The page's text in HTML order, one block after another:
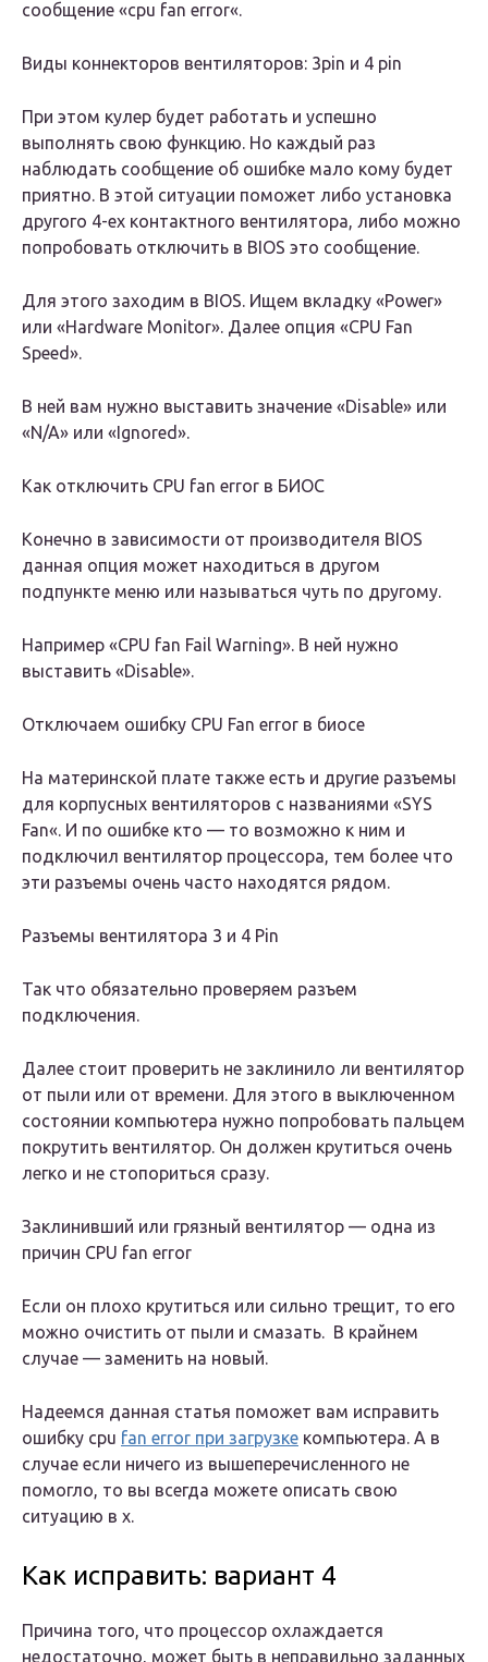
сообщение «cpu fan error«.
Виды коннекторов вентиляторов: 3pin и 4 pin
При этом кулер будет работать и успешно
выполнять свою функцию. Но каждый раз
наблюдать сообщение об ошибке мало кому будет
приятно. В этой ситуации поможет либо установка
другого 4-ех контактного вентилятора, либо можно
попробовать отключить в BIOS это сообщение.
Для этого заходим в BIOS. Ищем вкладку «Power»
или «Hardware Monitor». Далее опция «CPU Fan
Speed».
В ней вам нужно выставить значение «Disable» или
«N/A» или «Ignored».
Как отключить CPU fan error в БИОС
Конечно в зависимости от производителя BIOS
данная опция может находиться в другом
подпункте меню или называться чуть по другому.
Например «CPU fan Fail Warning». В ней нужно
выставить «Disable».
Отключаем ошибку CPU Fan error в биосе
На материнской плате также есть и другие разъемы
для корпусных вентиляторов с названиями «SYS
Fan«. И по ошибке кто — то возможно к ним и
подключил вентилятор процессора, тем более что
эти разъемы очень часто находятся рядом.
Разъемы вентилятора 3 и 4 Pin
Так что обязательно проверяем разъем
подключения.
Далее стоит проверить не заклинило ли вентилятор
от пыли или от времени. Для этого в выключенном
состоянии компьютера нужно попробовать пальцем
покрутить вентилятор. Он должен крутиться очень
легко и не стопориться сразу.
Заклинивший или грязный вентилятор — одна из
причин CPU fan error
Если он плохо крутиться или сильно трещит, то его
можно очистить от пыли и смазать. В крайнем
случае — заменить на новый.
Надеемся данная статья поможет вам исправить
ошибку cpu fan error при загрузке компьютера. А в
случае если ничего из вышеперечисленного не
помогло, то вы всегда можете описать свою
ситуацию в х.
Как исправить: вариант 4
Причина того, что процессор охлаждается
недостаточно, может быть в неправильно заданных